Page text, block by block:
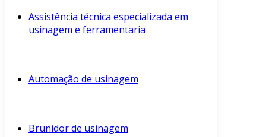
Assistência técnica especializada em
usinagem e ferramentaria
Automação de usinagem
Brunidor de usinagem